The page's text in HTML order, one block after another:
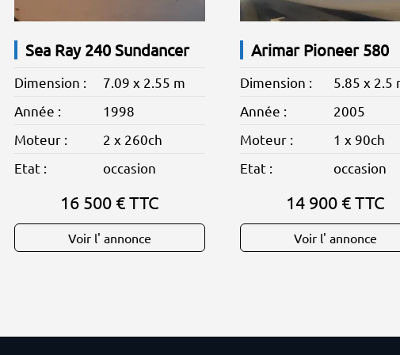
Sea Ray 240 Sundancer
Dimension :
7.09 x 2.55 m
Année :
1998
Moteur :
2 x 260ch
Etat :
occasion
16 500 € TTC
Voir l' annonce
Arimar Pioneer 580
Dimension :
5.85 x 2.5
Année :
2005
Moteur :
1 x 90ch
Etat :
occasion
14 900 € TTC
Voir l' annonce